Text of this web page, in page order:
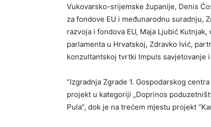
Vukovarsko-srijemske županije, Denis
za fondove EU i međunarodnu suradnju,
razvoja i fondova EU, Maja Ljubić
parlamenta u Hrvatskoj, Zdravko Ivić,
konzultantskoj tvrtki Impuls savjetovanje
“Izgradnja Zgrade 1. Gospodarskog
projekt u kategoriji „Doprinos
Pula”, dok je na trećem mjestu projekt